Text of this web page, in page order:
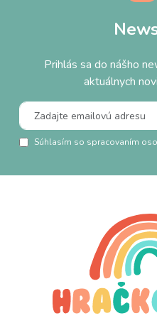
Prihlás sa do nášho
aktuálnych
Súhlasím so spracovaním